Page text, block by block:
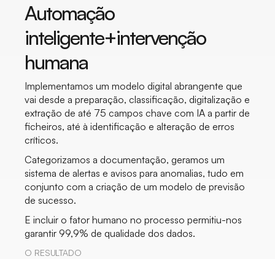
Automação
inteligente+intervenção
humana
Implementamos um modelo digital abrangente que
vai desde a preparação, classificação, digitalização e
extração de até 75 campos chave com IA a partir de
ficheiros, até à identificação e alteração de erros
críticos.
Categorizamos a documentação, geramos um
sistema de alertas e avisos para anomalias, tudo em
conjunto com a criação de um modelo de previsão
de sucesso.
E incluir o fator humano no processo permitiu-nos
garantir 99,9% de qualidade dos dados.
O RESULTADO